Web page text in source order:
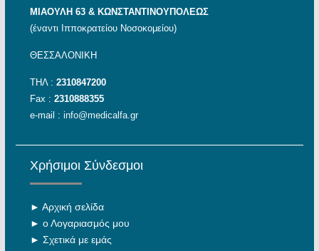
ΜΙΑΟΥΛΗ 63 & ΚΩΝΣΤΑΝΤΙΝΟΥΠΟΛΕΩΣ
(έναντι Ιπποκρατείου Νοσοκομείου)
ΘΕΣΣΑΛΟΝΙΚΗ
ΤΗΛ : 2310847200
Fax : 2310888355
e-mail : info@medicalfa.gr
Χρήσιμοι Σύνδεσμοι
► Αρχική σελίδα
► ο Λογαριασμός μου
► Σχετικά με εμάς